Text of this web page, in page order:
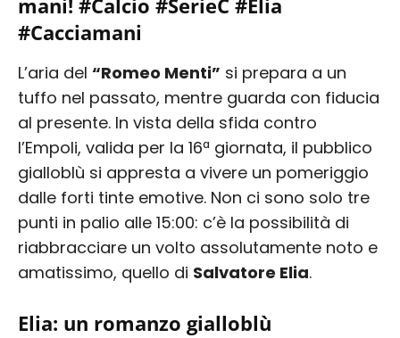
mani! #Calcio #SerieC #Elia
#Cacciamani
L’aria del “Romeo Menti” si prepara a un
tuffo nel passato, mentre guarda con fiducia
al presente. In vista della sfida contro
l’Empoli, valida per la 16ª giornata, il pubblico
gialloblù si appresta a vivere un pomeriggio
dalle forti tinte emotive. Non ci sono solo tre
punti in palio alle 15:00: c’è la possibilità di
riabbracciare un volto assolutamente noto e
amatissimo, quello di Salvatore Elia.
Elia: un romanzo gialloblù